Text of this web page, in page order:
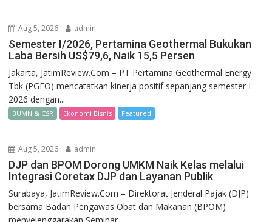
Aug 5, 2026 admin
Semester I/2026, Pertamina Geothermal Bukukan
Laba Bersih US$79,6, Naik 15,5 Persen
Jakarta, JatimReview.Com – PT Pertamina Geothermal Energy
Tbk (PGEO) mencatatkan kinerja positif sepanjang semester I
2026 dengan...
BUMN & CSR Ekonomi Bisnis Featured
Aug 5, 2026 admin
DJP dan BPOM Dorong UMKM Naik Kelas melalui
Integrasi Coretax DJP dan Layanan Publik
Surabaya, JatimReview.Com – Direktorat Jenderal Pajak (DJP)
bersama Badan Pengawas Obat dan Makanan (BPOM)